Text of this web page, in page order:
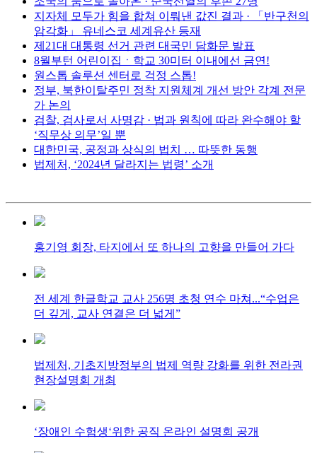
지자체 모두가 힘을 합쳐 이뤄낸 값진 결과 · 「반구천의
암각화」 유네스코 세계유산 등재
제21대 대통령 선거 관련 대국민 담화문 발표
8월부턴 어린이집ㆍ학교 30미터 이내에선 금연!
원스톱 솔루션 센터로 걱정 스톱!
정부, 북한이탈주민 정착 지원체계 개선 방안 각계 전문
가 논의
검찰, 검사로서 사명감 · 법과 원칙에 따라 완수해야 할
‘직무상 의무’일 뿐
대한민국, 공정과 상식의 법치 … 따뜻한 동행
법제처, ‘2024년 달라지는 법령’ 소개
홍기영 회장, 타지에서 또 하나의 고향을 만들어 가다
전 세계 한글학교 교사 256명 초청 연수 마쳐...“수업은
더 깊게, 교사 연결은 더 넓게”
법제처, 기초지방정부의 법제 역량 강화를 위한 전라권
현장설명회 개최
‘장애인 수험생‘위한 공직 온라인 설명회 공개